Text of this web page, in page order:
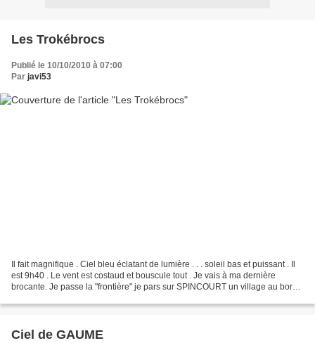
Les Trokébrocs
Publié le 10/10/2010 à 07:00
Par javi53
Il fait magnifique . Ciel bleu éclatant de lumière . . . soleil bas et puissant . Il
est 9h40 . Le vent est costaud et bouscule tout . Je vais à ma dernière
brocante. Je passe la "frontière" je pars sur SPINCOURT un village au bord
Ciel de GAUME